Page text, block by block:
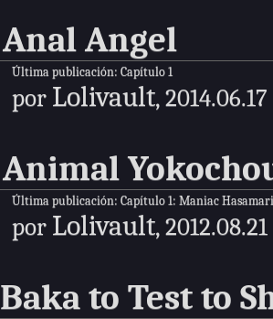
Anal Angel
Última publicación: Capítulo 1
por Lolivault, 2014.06.17
Animal
Última publicación: Capítulo 1: Maniac
por Lolivault, 2012.08.21
Baka to Test to